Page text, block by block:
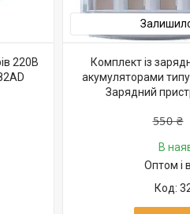
220В
Комплект із
акумуляторами
Зарядний
550 ₴
В
Оптом і